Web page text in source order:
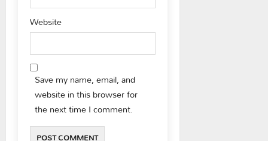
Website
Save my name, email, and
website in this browser for
the next time I comment.